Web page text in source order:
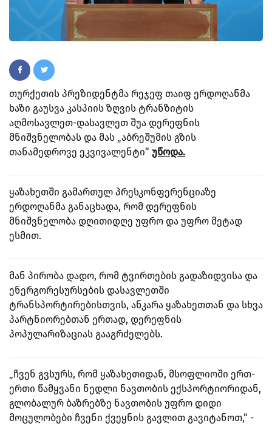
თურქეთის პრეზიდენტმა რეჯეფ თაიფ ერდოღანმა
ხაზი გაუსვა კასპიის ზღვის ტრანზიტის
აღმოსავლეთ-დასავლეთ შუა დერეფნის
მნიშვნელობას და მას „აბრეშუმის გზის
თანამედროვე ეკვივალენტი“ უწოდა.
ყაზახეთში გამართულ პრესკონფერენციაზე
ერდოღანმა განაცხადა, რომ დერეფნის
მნიშვნელობა დღითიდღე უფრო და უფრო მეტად
ესმით.
მან პირობა დადო, რომ ტვირთების გადაზიდვისა და
ენერგორესურსების დასავლეთში
ტრანსპორტირებისთვის, ანკარა ყაზახეთთან და სხვა
პარტნიორებთან ერთად, დერეფნის
პოპულარიზაციას გააგრძელებს.
„ჩვენ გვსურს, რომ ყაზახეთიდან, მსოფლიოში ერთ-
ერთი წამყვანი ნედლი ნავთობის ექსპორტიორიდან,
გლობალურ ბაზრებზე ნავთობის უფრო დიდი
მოცულობები ჩვენი ქვეყნის გავლით გავიტანოთ,“ -